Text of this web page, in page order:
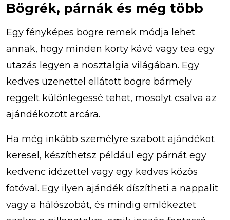
Bögrék, párnák és még több
Egy fényképes bögre remek módja lehet
annak, hogy minden korty kávé vagy tea egy
utazás legyen a nosztalgia világában. Egy
kedves üzenettel ellátott bögre bármely
reggelt különlegessé tehet, mosolyt csalva az
ajándékozott arcára.
Ha még inkább személyre szabott ajándékot
keresel, készíthetsz például egy párnát egy
kedvenc idézettel vagy egy kedves közös
fotóval. Egy ilyen ajándék díszítheti a nappalit
vagy a hálószobát, és mindig emlékeztet